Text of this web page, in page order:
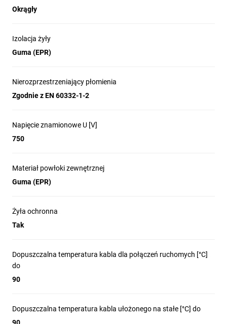
Okrągły
Izolacja żyły
Guma (EPR)
Nierozprzestrzeniający płomienia
Zgodnie z EN 60332-1-2
Napięcie znamionowe U [V]
750
Materiał powłoki zewnętrznej
Guma (EPR)
Żyła ochronna
Tak
Dopuszczalna temperatura kabla dla połączeń ruchomych [°C]
do
90
Dopuszczalna temperatura kabla ułożonego na stałe [°C] do